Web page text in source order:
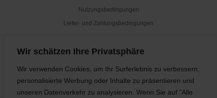
Wir schätzen Ihre Privatsphäre
Wir verwenden Cookies, um Ihr Surferlebnis zu verbessern,
personalisierte Werbung oder Inhalte zu präsentieren und
unseren Datenverkehr zu analysieren. Wenn Sie auf "Alle
Nutzungsbedingungen
Liefer- und Zahlungsbedingungen